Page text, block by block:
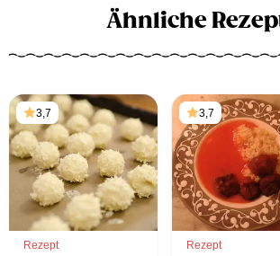
Ähnliche
3,7
Rezept
3,7
Rezept